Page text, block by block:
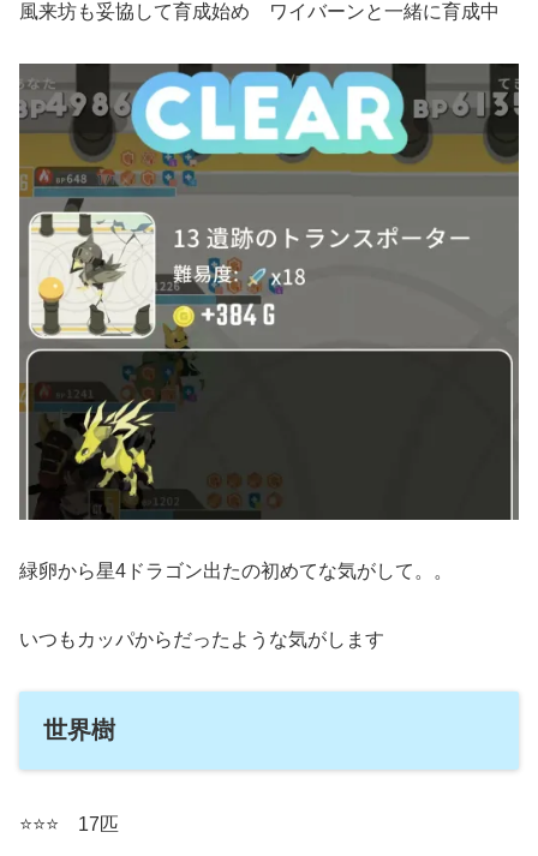
風来坊も妥協して育成始め ワイバーンと一緒に育成中
緑卵から星4ドラゴン出たの初めてな気がして。。
いつもカッパからだったような気がします
世界樹
⭐️⭐️⭐️ 17匹